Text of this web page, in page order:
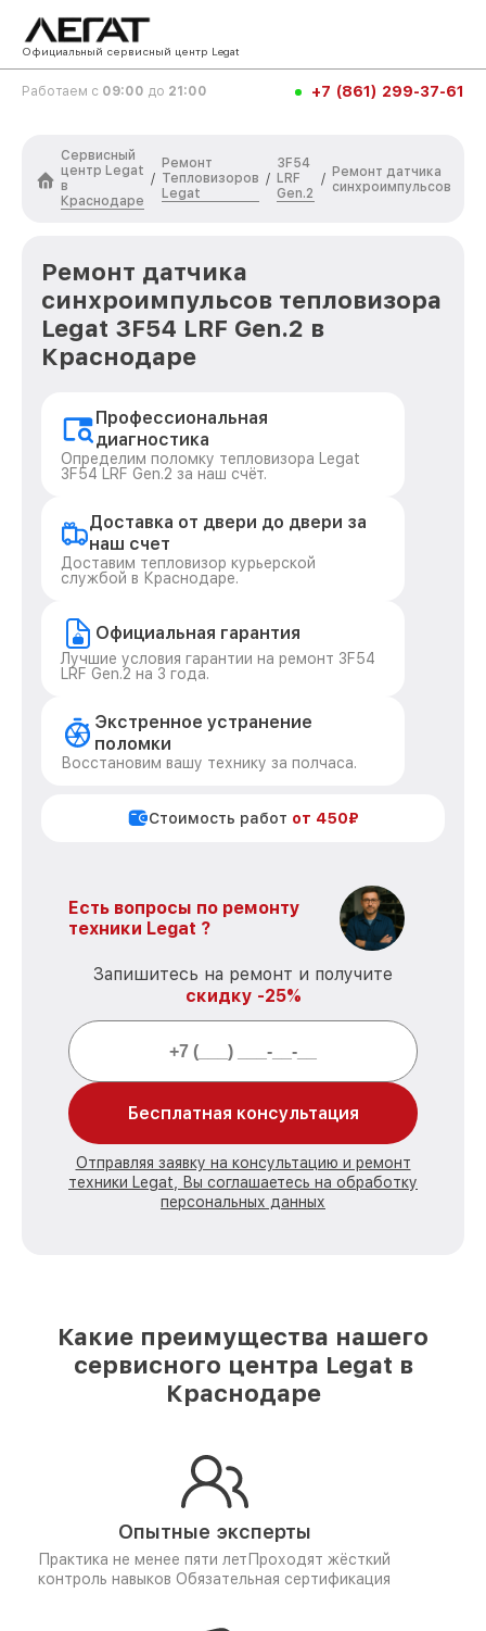
Официальный сервисный центр Legat
Работаем с 09:00 до 21:00 +7 (861) 299-37-61
Сервисный
центр Legat
в
Краснодаре
/
Ремонт
Тепловизоров
Legat
/
3F54
LRF
Gen.2
/ Ремонт датчика
синхроимпульсов
Ремонт датчика
синхроимпульсов тепловизора
Legat 3F54 LRF Gen.2 в
Краснодаре
Профессиональная
диагностика
Определим поломку тепловизора Legat
3F54 LRF Gen.2 за наш счёт.
Доставка от двери до двери за
наш счет
Доставим тепловизор курьерской
службой в Краснодаре.
Официальная гарантия
Лучшие условия гарантии на ремонт 3F54
LRF Gen.2 на 3 года.
Экстренное устранение
поломки
Восстановим вашу технику за полчаса.
Стоимость работ от 450₽
Есть вопросы по ремонту
техники Legat ?
Запишитесь на ремонт и получите
скидку -25%
Бесплатная консультация
Отправляя заявку на консультацию и ремонт
техники Legat, Вы соглашаетесь на обработку
персональных данных
Какие преимущества нашего
сервисного центра Legat в
Краснодаре
Опытные эксперты
Практика не менее пяти лет Проходят жёсткий
контроль навыков Обязательная сертификация